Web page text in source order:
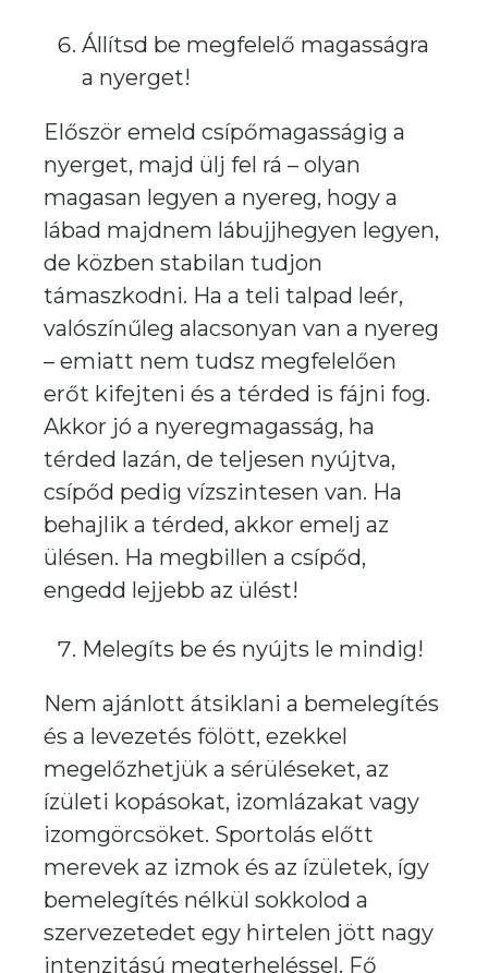
Állítsd be megfelelő magasságra
a nyerget!
Először emeld csípőmagasságig a
nyerget, majd ülj fel rá – olyan
magasan legyen a nyereg, hogy a
lábad majdnem lábujjhegyen legyen,
de közben stabilan tudjon
támaszkodni. Ha a teli talpad leér,
valószínűleg alacsonyan van a nyereg
– emiatt nem tudsz megfelelően
erőt kifejteni és a térded is fájni fog.
Akkor jó a nyeregmagasság, ha
térded lazán, de teljesen nyújtva,
csípőd pedig vízszintesen van. Ha
behajlik a térded, akkor emelj az
ülésen. Ha megbillen a csípőd,
engedd lejjebb az ülést!
Melegíts be és nyújts le mindig!
Nem ajánlott átsiklani a bemelegítés
és a levezetés fölött, ezekkel
megelőzhetjük a sérüléseket, az
ízületi kopásokat, izomlázakat vagy
izomgörcsöket. Sportolás előtt
merevek az izmok és az ízületek, így
bemelegítés nélkül sokkolod a
szervezetedet egy hirtelen jött nagy
intenzitású megterheléssel. Fő